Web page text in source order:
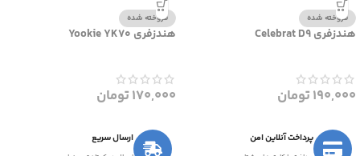
فروخته شده
هندزفری Celebrat D9
190,000تومان
فروخته شده
هندزفری Yookie YK70
170,000تومان
پرداخت آنلاین امن ارسال سریع